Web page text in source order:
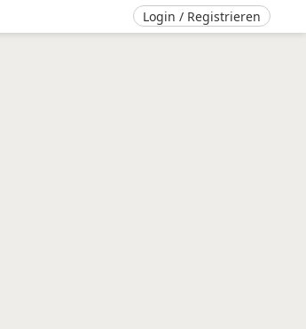
Login / Registrieren